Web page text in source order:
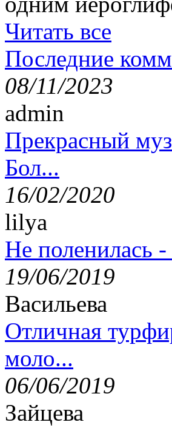
Читать все
Последние
08/11/2023
admin
Прекрасный
Бол...
16/02/2020
lilya
Не поленилась
19/06/2019
Васильева
Отличная
моло...
06/06/2019
Зайцева